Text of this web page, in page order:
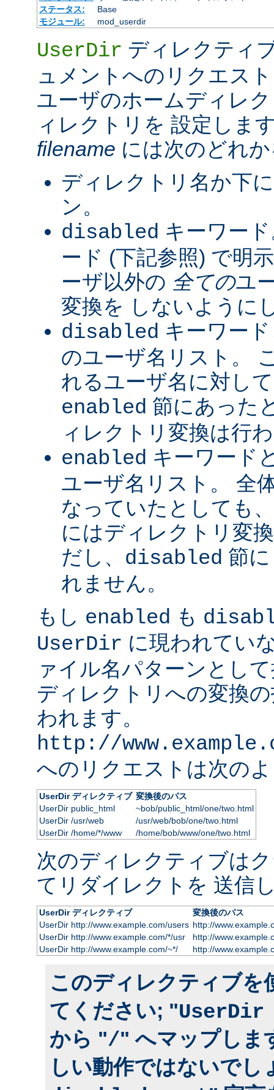
ステータス:
Base
モジュール:
mod_userdir
UserDir ディレクティ
ュメントへのリクエス
ユーザのホームディレ
ィレクトリを 設定しま
filename には次のどれ
ディレクトリ名か下
ン。
disabled キーワー
ード (下記参照) で明
ーザ以外の 全てのユ
変換を しないように
disabled キーワー
のユーザ名リスト。
れるユーザ名に対し
enabled 節にあった
ィレクトリ変換は行
enabled キーワード
ユーザ名リスト。 全
なっていたとしても
にはディレクトリ変
だし、 disabled 節
れません。
もし enabled も
UserDir に現われてい
ァイル名パターンとし
ディレクトリへの変換
われます。
http://
へのリクエストは次の
UserDir ディレクティブ 変換後のパス
UserDir public_html
~bob/public_html/one/two.html
UserDir /usr/web
/usr/web/bob/one/two.html
UserDir /home/*/www
/home/bob/www/one/two.html
次のディレクティブは
てリダイレクトを 送信
UserDir ディレクティブ
変換後のパス
UserDir http://www.example.com/users http://
UserDir http://www.example.com/*/usr
http://
UserDir http://www.example.com/~*/
http://
このディレクティブを
てください; "
から "/" へマップしま
しい動作ではないでし